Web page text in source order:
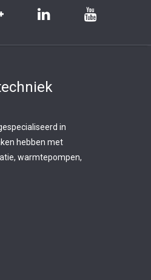
in
hebben met
warmtepompen,